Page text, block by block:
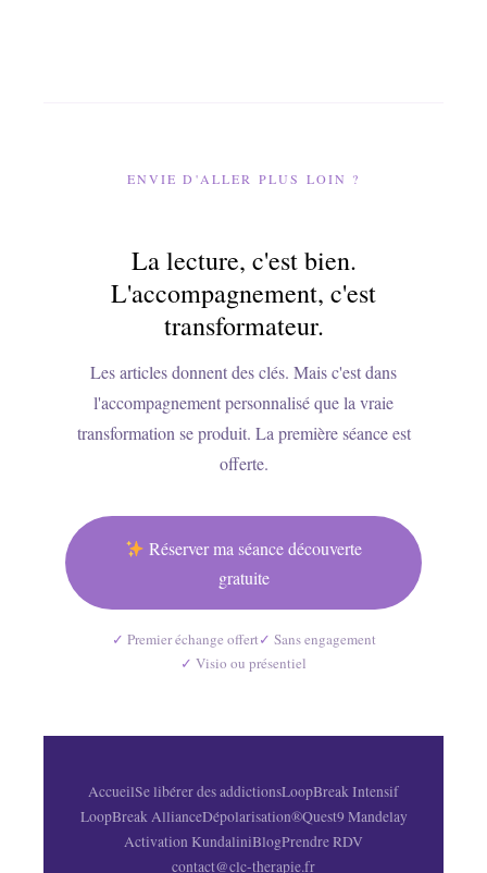
ENVIE D'ALLER PLUS LOIN ?
La lecture, c'est bien.
L'accompagnement, c'est
transformateur.
Les articles donnent des clés. Mais c'est dans
l'accompagnement personnalisé que la vraie
transformation se produit. La première séance est
offerte.
Réserver ma séance découverte
gratuite
Premier échange offert
Sans engagement
Visio ou présentiel
AccueilSe libérer des addictionsLoopBreak Intensif
LoopBreak AllianceDépolarisation®Quest9 Mandelay
Activation KundaliniBlogPrendre RDV
contact@clc-therapie.fr